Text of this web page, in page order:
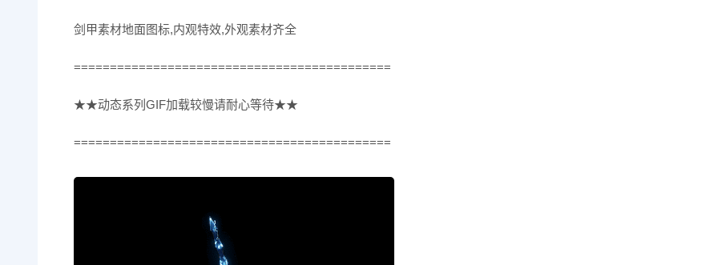
剑甲素材地面图标,内观特效,外观素材齐全
============================================
★★动态系列GIF加载较慢请耐心等待★★
============================================